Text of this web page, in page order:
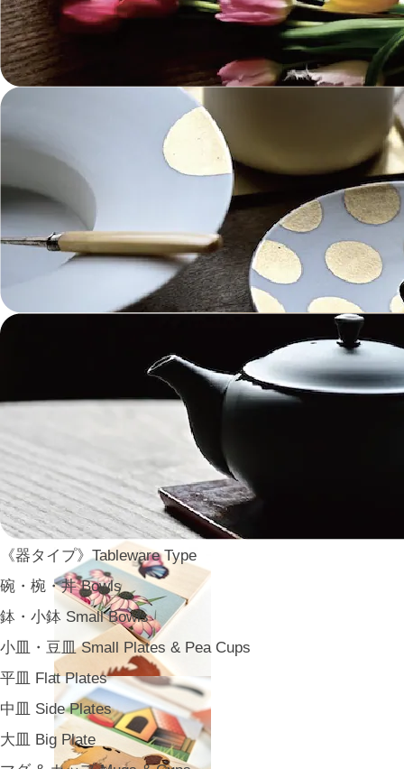
《器タイプ》Tableware Type
碗・椀・丼 Bowls
鉢・小鉢 Small Bowls
小皿・豆皿 Small Plates & Pea Cups
平皿 Flat Plates
中皿 Side Plates
大皿 Big Plate